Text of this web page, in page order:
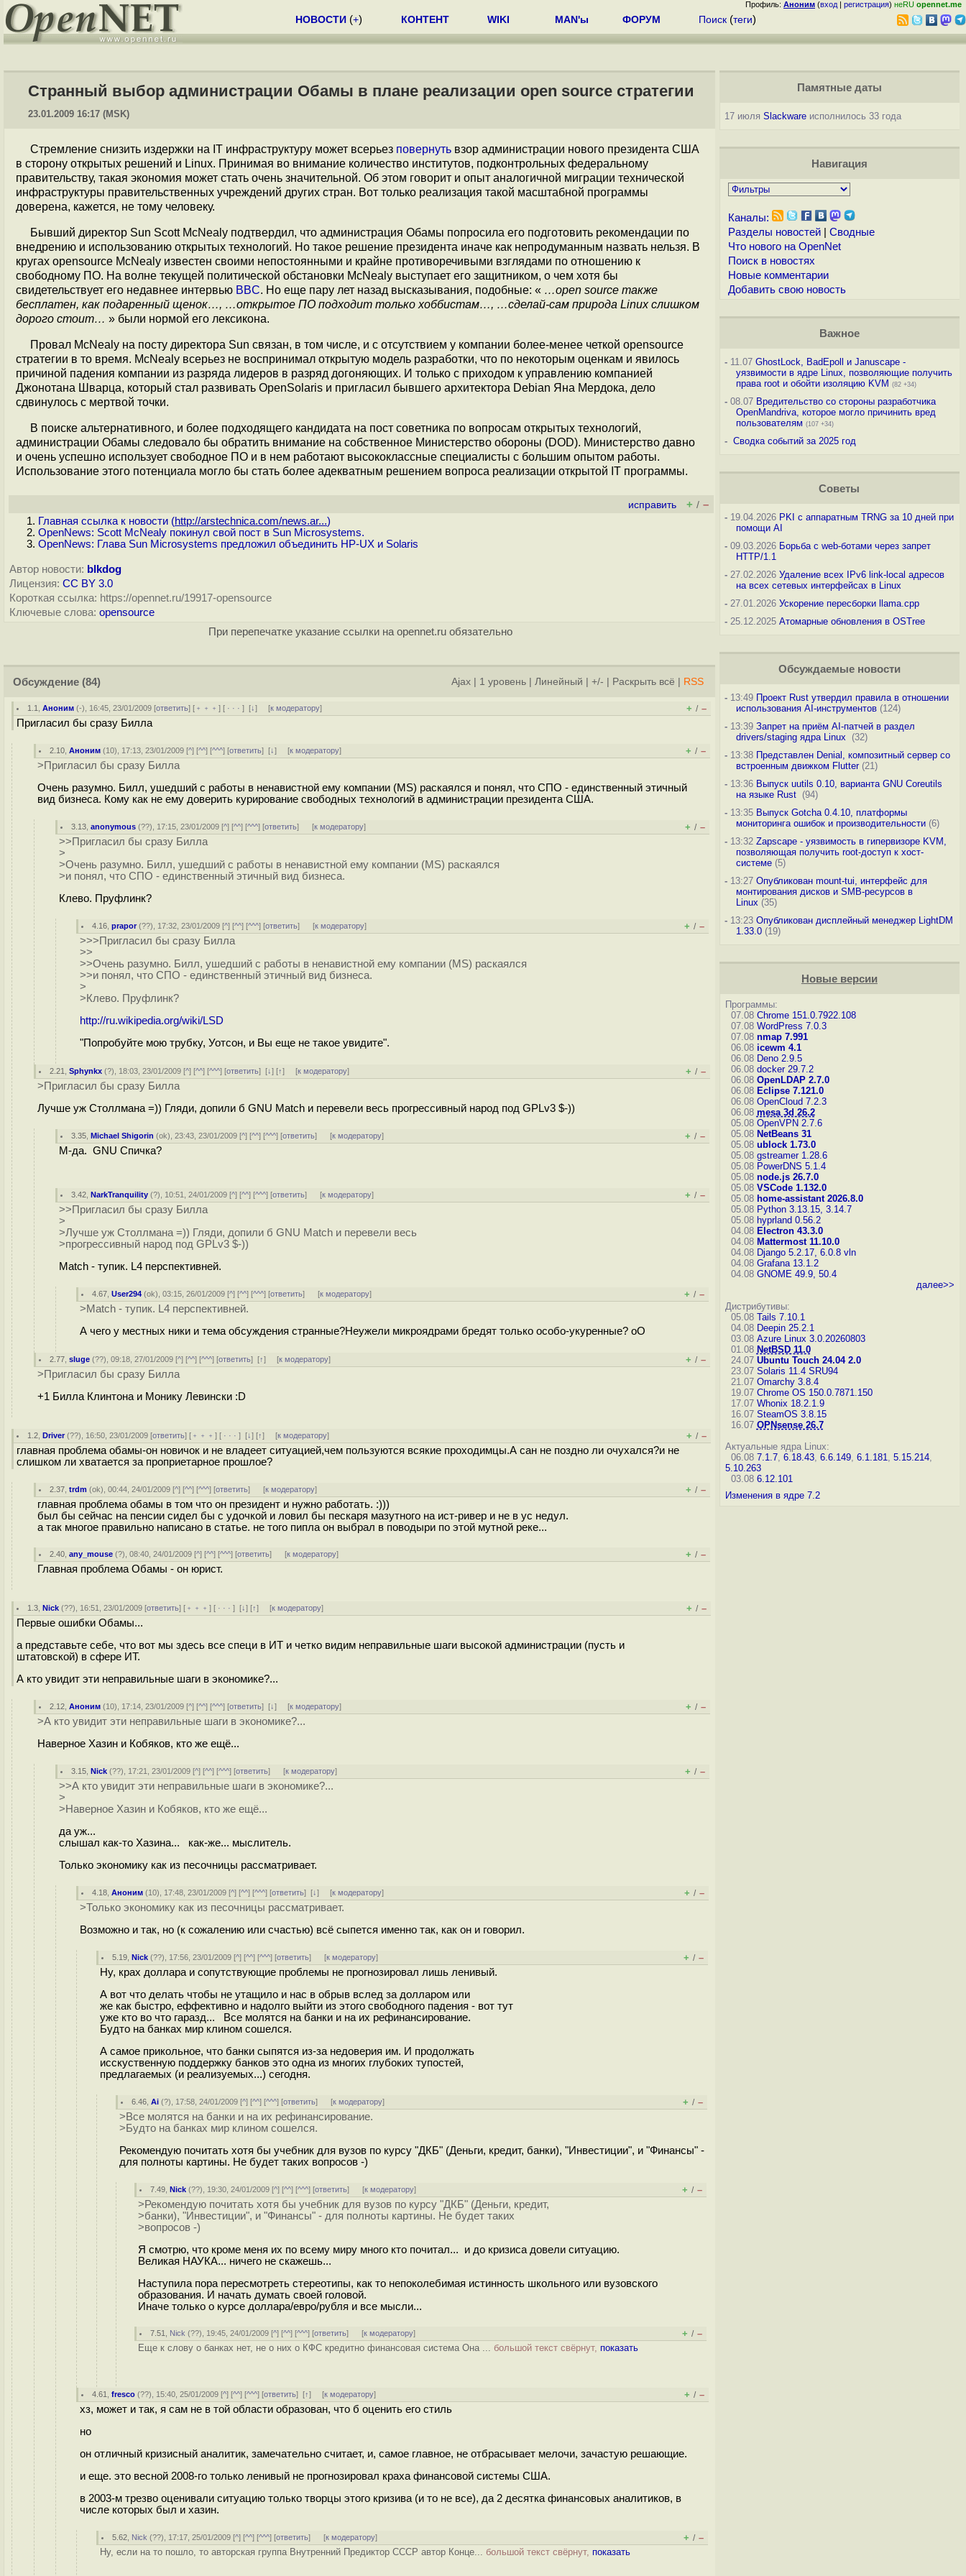
Профиль: Аноним (вход | регистрация) неRU opennet.me
НОВОСТИ (+) КОНТЕНТ WIKI MAN'ы ФОРУМ Поиск (теги)
Странный выбор администрации Обамы в плане реализации open source стратегии
23.01.2009 16:17 (MSK)
Стремление снизить издержки на IT инфраструктуру может всерьез повернуть взор администрации нового президента США
в сторону открытых решений и Linux. Принимая во внимание количество институтов, подконтрольных федеральному
правительству, такая экономия может стать очень значительной. Об этом говорит и опыт аналогичной миграции технической
инфраструктуры правительственных учреждений других стран. Вот только реализация такой масштабной программы
доверена, кажется, не тому человеку.
Бывший директор Sun Scott McNealy подтвердил, что администрация Обамы попросила его подготовить рекомендации по
внедрению и использованию открытых технологий. Но такое решение президента иначе как непродуманным назвать нельзя. В
кругах opensource McNealy известен своими непостоянными и крайне противоречивыми взглядами по отношению к
свободному ПО. На волне текущей политической обстановки McNealy выступает его защитником, о чем хотя бы
свидетельствует его недавнее интервью BBC. Но еще пару лет назад высказывания, подобные: « …open source также
бесплатен, как подаренный щенок…, …открытое ПО подходит только хоббистам…, …сделай-сам природа Linux слишком
дорого стоит… » были нормой его лексикона.
Провал McNealy на посту директора Sun связан, в том числе, и с отсутствием у компании более-менее четкой opensource
стратегии в то время. McNealy всерьез не воспринимал открытую модель разработки, что по некоторым оценкам и явилось
причиной падения компании из разряда лидеров в разряд догоняющих. И только с приходом к управлению компанией
Джонотана Шварца, который стал развивать OpenSolaris и пригласил бывшего архитектора Debian Яна Мердока, дело
сдвинулось с мертвой точки.
В поиске альтернативного, и более подходящего кандидата на пост советника по вопросам открытых технологий,
администрации Обамы следовало бы обратить внимание на собственное Министерство обороны (DOD). Министерство давно
и очень успешно использует свободное ПО и в нем работают высококлассные специалисты с большим опытом работы.
Использование этого потенциала могло бы стать более адекватным решением вопроса реализации открытой IT программы.
исправить + / –
Главная ссылка к новости (http://arstechnica.com/news.ar...)
OpenNews: Scott McNealy покинул свой пост в Sun Microsystems.
OpenNews: Глава Sun Microsystems предложил объединить HP-UX и Solaris
Автор новости: blkdog
Лицензия: CC BY 3.0
Короткая ссылка: https://opennet.ru/19917-opensource
Ключевые слова: opensource
При перепечатке указание ссылки на opennet.ru обязательно
Обсуждение (84) Ajax 1 уровень Линейный +/- Раскрыть всё RSS
1.1 ,Аноним (-), 16:45, 23/01/2009 [ответить] [ ﹢﹢﹢] [ · · ·][↓] [к модератору] + / –
Пригласил бы сразу Билла
2.10 ,Аноним (10), 17:13, 23/01/2009 [^] [^^] [^^^] [ответить][↓] [к модератору] + / –
>Пригласил бы сразу Билла
Очень разумно. Билл, ушедший с работы в ненавистной ему компании (MS) раскаялся и понял, что СПО - единственный этичный
вид бизнеса. Кому как не ему доверить курирование свободных технологий в администрации президента США.
3.13 ,anonymous (??), 17:15, 23/01/2009 [^] [^^] [^^^] [ответить] [к модератору] + / –
>>Пригласил бы сразу Билла
>
>Очень разумно. Билл, ушедший с работы в ненавистной ему компании (MS) раскаялся
>и понял, что СПО - единственный этичный вид бизнеса.
Клево. Пруфлинк?
4.16 ,prapor(??), 17:32, 23/01/2009 [^] [^^] [^^^] [ответить] [к модератору] + / –
>>>Пригласил бы сразу Билла
>>
>>Очень разумно. Билл, ушедший с работы в ненавистной ему компании (MS) раскаялся
>>и понял, что СПО - единственный этичный вид бизнеса.
>
>Клево. Пруфлинк?
http://ru.wikipedia.org/wiki/LSD
"Попробуйте мою трубку, Уотсон, и Вы еще не такое увидите".
2.21 ,Sphynkx (?), 18:03, 23/01/2009 [^] [^^] [^^^] [ответить][↓] [↑] [к модератору] + / –
>Пригласил бы сразу Билла
Лучше уж Столлмана =)) Гляди, допили б GNU Match и перевели весь прогрессивный народ под GPLv3 $-))
3.35 ,Michael Shigorin (ok), 23:43, 23/01/2009 [^] [^^] [^^^] [ответить] [к модератору] + / –
М-да. GNU Спичка?
3.42 ,NarkTranquility (?), 10:51, 24/01/2009 [^] [^^] [^^^] [ответить] [к модератору] + / –
>>Пригласил бы сразу Билла
>
>Лучше уж Столлмана =)) Гляди, допили б GNU Match и перевели весь
>прогрессивный народ под GPLv3 $-))
Match - тупик. L4 перспективней.
4.67 ,User294 (ok), 03:15, 26/01/2009 [^] [^^] [^^^] [ответить] [к модератору] + / –
>Match - тупик. L4 перспективней.
А чего у местных ники и тема обсуждения странные?Неужели микроядрами бредят только особо-укуренные? oO
2.77 ,sluge (??), 09:18, 27/01/2009 [^] [^^] [^^^] [ответить][↑] [к модератору] + / –
>Пригласил бы сразу Билла
+1 Билла Клинтона и Монику Левински :D
1.2 ,Driver(??), 16:50, 23/01/2009 [ответить] [ ﹢﹢﹢] [ · · ·][↓] [↑] [к модератору] + / –
главная проблема обамы-он новичок и не владеет ситуацией,чем пользуются всякие проходимцы.А сан не поздно ли очухался?и не
слишком ли хватается за проприетарное прошлое?
2.37 ,trdm (ok), 00:44, 24/01/2009 [^] [^^] [^^^] [ответить] [к модератору] + / –
главная проблема обамы в том что он президент и нужно работать. :)))
был бы сейчас на пенсии сидел бы с удочкой и ловил бы пескаря мазутного на ист-ривер и не в ус недул.
а так многое правильно написано в статье. не того пипла он выбрал в поводыри по этой мутной реке...
2.40 ,any_mouse (?), 08:40, 24/01/2009 [^] [^^] [^^^] [ответить] [к модератору] + / –
Главная проблема Обамы - он юрист.
1.3 ,Nick (??), 16:51, 23/01/2009 [ответить] [ ﹢﹢﹢] [ · · ·][↓] [↑] [к модератору] + / –
Первые ошибки Обамы...
а представьте себе, что вот мы здесь все специ в ИТ и четко видим неправильные шаги высокой администрации (пусть и
штатовской) в сфере ИТ.
А кто увидит эти неправильные шаги в экономике?...
2.12 ,Аноним (10), 17:14, 23/01/2009 [^] [^^] [^^^] [ответить][↓] [к модератору] + / –
>А кто увидит эти неправильные шаги в экономике?...
Наверное Хазин и Кобяков, кто же ещё...
3.15 ,Nick (??), 17:21, 23/01/2009 [^] [^^] [^^^] [ответить] [к модератору] + / –
>>А кто увидит эти неправильные шаги в экономике?...
>
>Наверное Хазин и Кобяков, кто же ещё...
да уж...
слышал как-то Хазина... как-же... мыслитель.
Только экономику как из песочницы рассматривает.
4.18 ,Аноним (10), 17:48, 23/01/2009 [^] [^^] [^^^] [ответить][↓] [к модератору] + / –
>Только экономику как из песочницы рассматривает.
Возможно и так, но (к сожалению или счастью) всё сыпется именно так, как он и говорил.
5.19 ,Nick (??), 17:56, 23/01/2009 [^] [^^] [^^^] [ответить] [к модератору] + / –
Ну, крах доллара и сопутствующие проблемы не прогнозировал лишь ленивый.
А вот что делать чтобы не утащило и нас в обрыв вслед за долларом или
же как быстро, еффективно и надолго выйти из этого свободного падения - вот тут
уже кто во что гаразд... Все молятся на банки и на их рефинансирование.
Будто на банках мир клином сошелся.
А самое прикольное, что банки сыпятся из-за недоверия им. И продолжать
исскуственную поддержку банков это одна из многих глубоких тупостей,
предлагаемых (и реализуемых...) сегодня.
6.46 ,Ai (?), 17:58, 24/01/2009 [^] [^^] [^^^] [ответить] [к модератору] + / –
>Все молятся на банки и на их рефинансирование.
>Будто на банках мир клином сошелся.
Рекомендую почитать хотя бы учебник для вузов по курсу "ДКБ" (Деньги, кредит, банки), "Инвестиции", и "Финансы" -
для полноты картины. Не будет таких вопросов -)
7.49 ,Nick (??), 19:30, 24/01/2009 [^] [^^] [^^^] [ответить] [к модератору] + / –
>Рекомендую почитать хотя бы учебник для вузов по курсу "ДКБ" (Деньги, кредит,
>банки), "Инвестиции", и "Финансы" - для полноты картины. Не будет таких
>вопросов -)
Я смотрю, что кроме меня их по всему миру много кто почитал... и до кризиса довели ситуацию.
Великая НАУКА... ничего не скажешь...
Наступила пора пересмотреть стереотипы, как то непоколебимая истинность школьного или вузовского
образования. И начать думать своей головой.
Иначе только о курсе доллара/евро/рубля и все мысли...
7.51 Nick (??), 19:45, 24/01/2009 [^] [^^] [^^^] [ответить] [к модератору] + / –
Еще к слову о банках нет, не о них о КФС кредитно финансовая система Она ... большой текст свёрнут, показать
4.61 ,fresco (??), 15:40, 25/01/2009 [^] [^^] [^^^] [ответить][↑] [к модератору] + / –
хз, может и так, я сам не в той области образован, что б оценить его стиль
но
он отличный кризисный аналитик, замечательно считает, и, самое главное, не отбрасывает мелочи, зачастую решающие.
и еще. это весной 2008-го только ленивый не прогнозировал краха финансовой системы США.
в 2003-м трезво оценивали ситуацию только творцы этого кризива (и то не все), да 2 десятка финансовых аналитиков, в
числе которых был и хазин.
5.62 Nick (??), 17:17, 25/01/2009 [^] [^^] [^^^] [ответить] [к модератору] + / –
Ну, если на то пошло, то авторская группа Внутренний Предиктор СССР автор Конце... большой текст свёрнут, показать
Памятные даты
17 июля Slackwareисполнилось 33 года
Навигация
Каналы:
Разделы новостей| Сводные
Что нового на OpenNet
Поиск в новостях
Новые комментарии
Добавить свою новость
Важное
-11.07 GhostLock, BadEpoll и Januscape -
уязвимости в ядре Linux, позволяющие получить
права root и обойти изоляцию KVM (82 +34)
-08.07 Вредительство со стороны разработчика
OpenMandriva, которое могло причинить вред
пользователям (107 +34)
- Сводка событий за 2025 год
Советы
-19.04.2026 PKI с аппаратным TRNG за 10 дней при
помощи AI
-09.03.2026 Борьба с web-ботами через запрет
HTTP/1.1
-27.02.2026 Удаление всех IPv6 link-local адресов
на всех сетевых интерфейсах в Linux
-27.01.2026 Ускорение пересборки llama.cpp
-25.12.2025 Атомарные обновления в OSTree
Обсуждаемые новости
-13:49 Проект Rust утвердил правила в отношении
использования AI-инструментов(124)
-13:39 Запрет на приём AI-патчей в раздел
drivers/staging ядра Linux
(32)
-13:38 Представлен Denial, композитный сервер со
встроенным движком Flutter(21)
-13:36 Выпуск uutils 0.10, варианта GNU Coreutils
на языке Rust (94)
-13:35 Выпуск Gotcha 0.4.10, платформы
мониторинга ошибок и производительности(6)
-13:32 Zapscape - уязвимость в гипервизоре KVM,
позволяющая получить root-доступ к хост-
системе(5)
-13:27 Опубликован mount-tui, интерфейс для
монтирования дисков и SMB-ресурсов в
Linux (35)
-13:23 Опубликован дисплейный менеджер LightDM
1.33.0(19)
Новые версии
Программы:
07.08 Chrome 151.0.7922.108
07.08 WordPress 7.0.3
07.08 nmap 7.991
06.08 icewm 4.1
06.08 Deno 2.9.5
06.08 docker 29.7.2
06.08 OpenLDAP 2.7.0
06.08 Eclipse 7.121.0
06.08 OpenCloud 7.2.3
06.08 mesa 3d 26.2
05.08 OpenVPN 2.7.6
05.08 NetBeans 31
05.08 ublock 1.73.0
05.08 gstreamer 1.28.6
05.08 PowerDNS 5.1.4
05.08 node.js 26.7.0
05.08 VSCode 1.132.0
05.08 home-assistant 2026.8.0
05.08 Python 3.13.15, 3.14.7
05.08 hyprland 0.56.2
04.08 Electron 43.3.0
04.08 Mattermost 11.10.0
04.08 Django 5.2.17, 6.0.8 vln
04.08 Grafana 13.1.2
04.08 GNOME 49.9, 50.4
далее>>
Дистрибутивы:
05.08 Tails 7.10.1
04.08 Deepin 25.2.1
03.08 Azure Linux 3.0.20260803
01.08 NetBSD 11.0
24.07 Ubuntu Touch 24.04 2.0
23.07 Solaris 11.4 SRU94
21.07 Omarchy 3.8.4
19.07 Chrome OS 150.0.7871.150
17.07 Whonix 18.2.1.9
16.07 SteamOS 3.8.15
16.07 OPNsense 26.7
Актуальные ядра Linux:
06.08 7.1.7, 6.18.43, 6.6.149, 6.1.181, 5.15.214,
5.10.263
03.08 6.12.101
Изменения в ядре 7.2